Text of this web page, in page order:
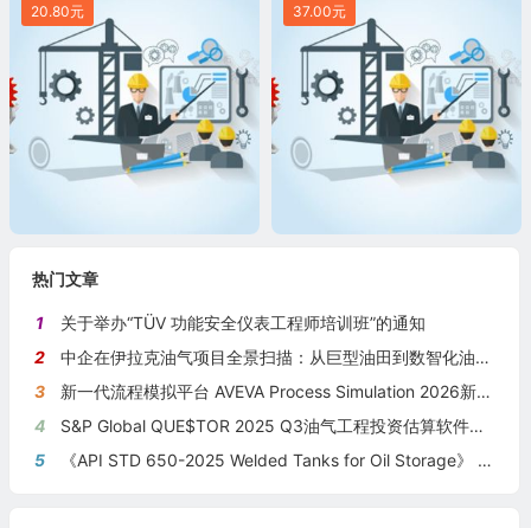
20.80元 37.00元
热门文章
1
关于举办“TÜV 功能安全仪表工程师培训班”的通知
2
中企在伊拉克油气项目全景扫描：从巨型油田到数智化油田的系统性布局
3
新一代流程模拟平台 AVEVA Process Simulation 2026新版本发布
4
S&P Global QUE$TOR 2025 Q3油气工程投资估算软件新版本发布
5
《API STD 650-2025 Welded Tanks for Oil Storage》 《钢制焊接储油罐》（中英文对照版）